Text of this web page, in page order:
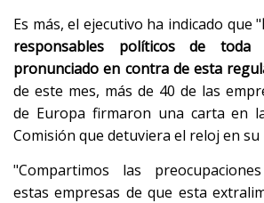
Es más, el ejecutivo ha indicado que "
responsables políticos de
pronunciado en contra de esta
de este mes, más de 40 de las
de Europa firmaron una carta en
Comisión que detuviera el reloj en
"Compartimos las
estas empresas de que esta